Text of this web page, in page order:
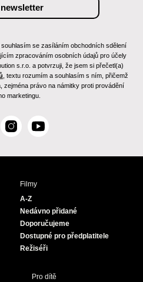
se zasíláním obchodních sdělení
zpracováním osobních údajů pro účely
s.r.o. a potvrzuji, že jsem si přečetl(a)
, textu rozumím a souhlasím s ním, přičemž
zejména právo na námitky proti provádění
marketingu.
I
s
Y
u
Filmy
A-Z
Nedávno přidané
Doporučujeme
Dostupné pro předplatitele
Režiséři
Pro dítě